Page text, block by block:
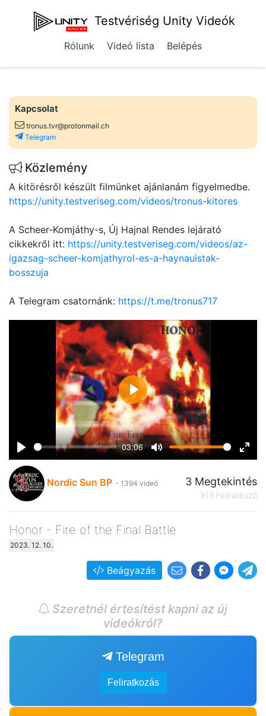
Testvériség Unity Videók
Rólunk Videó lista Belépés
Kapcsolat
tronus.tvr@protonmail.ch
Telegram
Közlemény
A kitörésről készült filmünket ajánlanám figyelmedbe.
https://unity.testveriseg.com/videos/tronus-kitores
A Scheer-Komjáthy-s, Új Hajnal Rendes lejárató
cikkekről itt: https://unity.testveriseg.com/videos/az-
igazsag-scheer-komjathyrol-es-a-haynauistak-
bosszuja
A Telegram csatornánk: https://t.me/tronus717
Play
03:06
Mute
Play
Nordic Sun BP - 1394 videó 3 Megtekintés
919 Feliratkozó
Honor - Fire of the Final Battle
2023. 12. 10.
Beágyazás
Szeretnél értesítést kapni az új
videókról?
Telegram
Feliratkozás